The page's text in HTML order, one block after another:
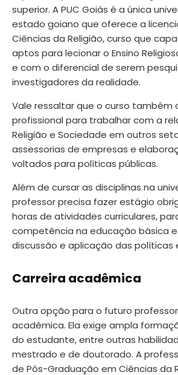
superior. A PUC Goiás é a única
estado goiano que oferece a
Ciências da Religião, curso que
aptos para lecionar o Ensino
e com o diferencial de serem
investigadores da realidade.
Vale ressaltar que o curso também
profissional para trabalhar com a
Religião e Sociedade em outros
assessorias de empresas e
voltados para políticas públicas.
Além de cursar as disciplinas na
professor precisa fazer estágio
horas de atividades curriculares,
competência na educação básica
discussão e aplicação das políticas
Carreira acadêmica
Outra opção para o futuro
acadêmica. Ela exige ampla
do estudante, entre outras
mestrado e de doutorado. A
de Pós-Graduação em Ciências da